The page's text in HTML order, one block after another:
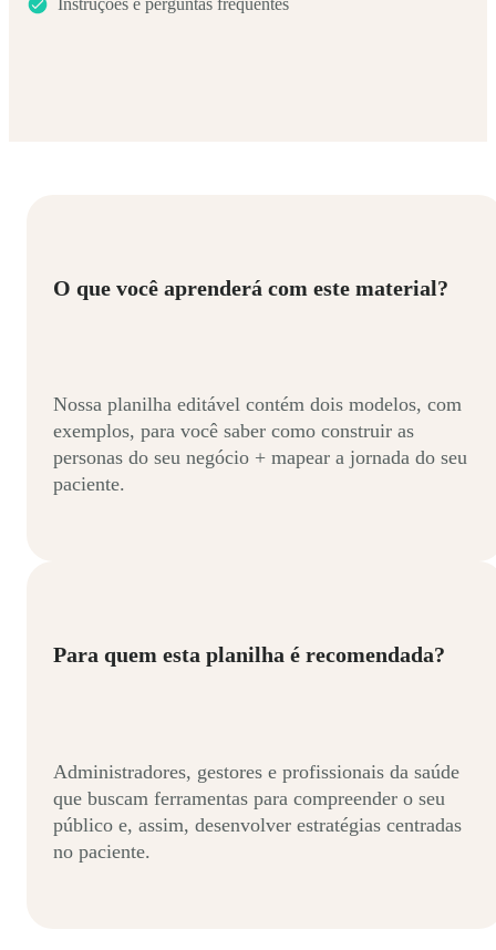
Instruções e perguntas frequentes
O que você aprenderá com este material?
Nossa planilha editável contém dois modelos, com
exemplos, para você saber como construir as
personas do seu negócio + mapear a jornada do seu
paciente.
Para quem esta planilha é recomendada?
Administradores, gestores e profissionais da saúde
que buscam ferramentas para compreender o seu
público e, assim, desenvolver estratégias centradas
no paciente.